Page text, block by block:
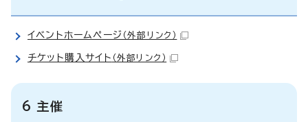
イベントホームページ （外部リンク）
チケット購入サイト （外部リンク）
6 主催